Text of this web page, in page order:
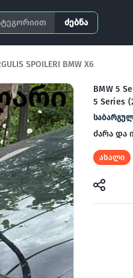
ძებნა
SPOILERI BMW X6
BMW 5
5 Series
ძარა და
ახალი